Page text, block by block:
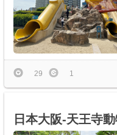
29 1
日本大阪-天王寺動